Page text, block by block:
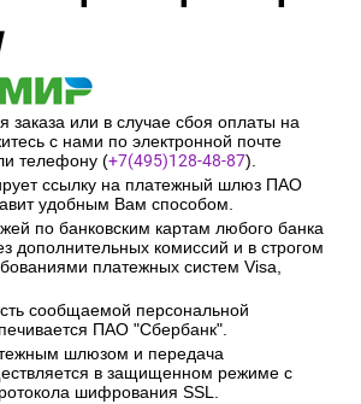
или в случае сбоя оплаты на
с нами по электронной почте
телефону (+7(495)128-48-87).
ссылку на платежный шлюз ПАО
удобным Вам способом.
по банковским картам любого банка
дополнительных комиссий и в строгом
платежных систем Visa,
сообщаемой персональной
ПАО "Сбербанк".
шлюзом и передача
в защищенном режиме с
шифрования SSL.